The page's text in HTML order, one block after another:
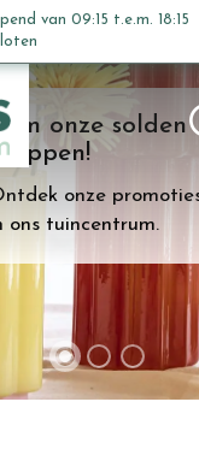
onze solden
onze
ons tuincentrum.
van 09:15 t.e.m. 18:15